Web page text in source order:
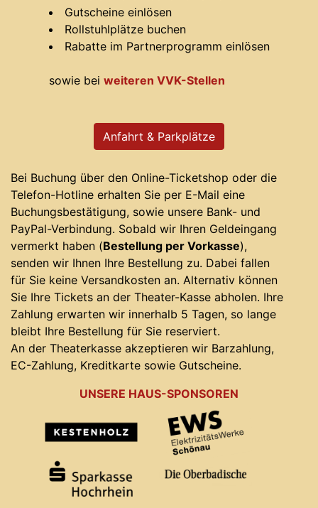
Gutscheine einlösen
Rollstuhlplätze buchen
Rabatte im Partnerprogramm einlösen
sowie bei weiteren VVK-Stellen
Anfahrt & Parkplätze
Bei Buchung über den Online-Ticketshop oder die
Telefon-Hotline erhalten Sie per E-Mail eine
Buchungsbestätigung, sowie unsere Bank- und
PayPal-Verbindung. Sobald wir Ihren Geldeingang
vermerkt haben (Bestellung per Vorkasse),
senden wir Ihnen Ihre Bestellung zu. Dabei fallen
für Sie keine Versandkosten an. Alternativ können
Sie Ihre Tickets an der Theater-Kasse abholen. Ihre
Zahlung erwarten wir innerhalb 5 Tagen, so lange
bleibt Ihre Bestellung für Sie reserviert.
An der Theaterkasse akzeptieren wir Barzahlung,
EC-Zahlung, Kreditkarte sowie Gutscheine.
UNSERE HAUS-SPONSOREN